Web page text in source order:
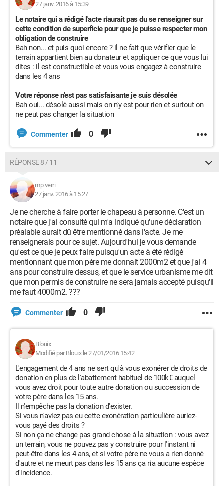
27 janv. 2016 à 15:39
Le notaire qui a rédigé l'acte n'aurait pas du se renseigner sur
cette condition de superficie pour que je puisse respecter mon
obligation de construire
Bah non... et puis quoi encore ? il ne fait que vérifier que le
terrain appartient bien au donateur et appliquer ce que vous lui
dites : il est constructible et vous vous engagez à construire
dans les 4 ans
Votre réponse n'est pas satisfaisante je suis désolée
Bah oui... désolé aussi mais on n'y est pour rien et surtout on
ne peut pas changer la situation
Commenter 0
RÉPONSE 8 / 11
mp.verri
27 janv. 2016 à 15:27
Je ne cherche à faire porter le chapeau à personne. C'est un
notaire que j'ai consulté qui m'a indiqué qu'une déclaration
préalable aurait dû être mentionné dans l'acte. Je me
renseignerais pour ce sujet. Aujourd'hui je vous demande
qu'est ce que je peux faire puisqu'un acte à été rédigé
mentionnant que mon père me donnait 2000m2 et que j'ai 4
ans pour construire dessus, et que le service urbanisme me dit
que mon permis de construire ne sera jamais accepté puisqu'il
me faut 4000m2. ???
Commenter 0
Blouix
Modifié par Blouix le 27/01/2016 15:42
L'engagement de 4 ans ne sert qu'à vous exonérer de droits de
donation en plus de l'abattement habituel de 100k€ auquel
vous avez droit pour toute autre donation ou succession de
votre père dans les 15 ans.
Il n'empêche pas la donation d'exister.
Si vous n'aviez pas eu cette exonération particulière auriez-
vous payé des droits ?
Si non ça ne change pas grand chose à la situation : vous avez
un terrain, vous ne pouvez pas y construire pour l'instant ni
peut-être dans les 4 ans, et si votre père ne vous a rien donné
d'autre et ne meurt pas dans les 15 ans ça n'a aucune espèce
d'incidence.